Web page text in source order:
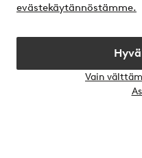
evästekäytännöstämme.
Vain
Turvalliset